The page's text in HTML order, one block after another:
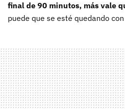
final de 90 minutos, más vale
puede que se esté quedando